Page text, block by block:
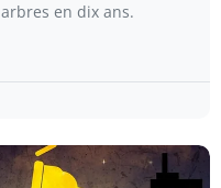
en dix ans.